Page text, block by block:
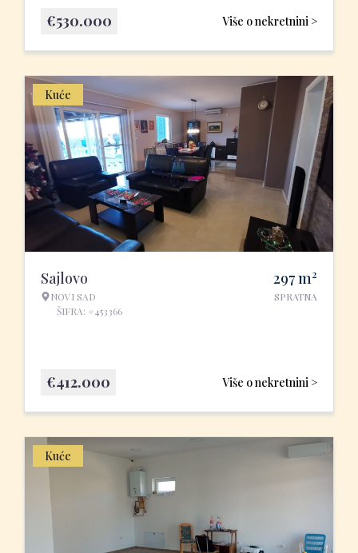
Više o nekretnini >
€530.000
Kuće
Sajlovo
NOVI SAD
ŠIFRA: #453366
297m2
SPRATNA
Više o nekretnini >
€412.000
Kuće